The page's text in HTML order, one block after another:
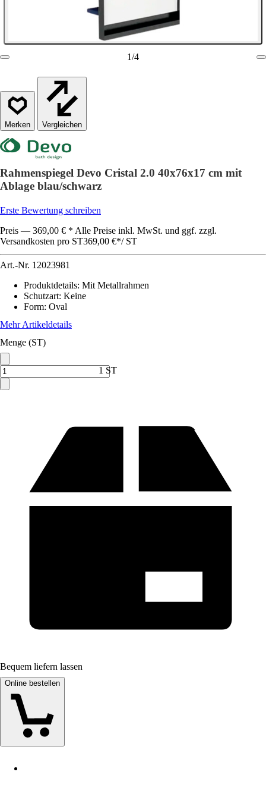
1/4
Vergleichen
Rahmenspiegel Devo Cristal 2.0 40x76x17 cm mit
Ablage blau/schwarz
Erste Bewertung schreiben
Preis — 369,00 € * Alle Preise inkl. MwSt. und ggf. zzgl.
Versandkosten pro ST369,00 €*/ ST
Art.-Nr. 12023981
Produktdetails: Mit Metallrahmen
Schutzart: Keine
Form: Oval
Mehr Artikeldetails
Menge (ST)
1 ST
Bequem liefern lassen
Online bestellen